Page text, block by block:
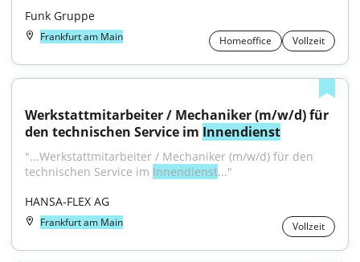
Funk Gruppe
Frankfurt am Main Homeoffice Vollzeit
Werkstattmitarbeiter / Mechaniker (m/w/d) für
den technischen Service im Innendienst
"...Werkstattmitarbeiter / Mechaniker (m/w/d) für den
technischen Service im Innendienst..."
HANSA-FLEX AG
Frankfurt am Main Vollzeit